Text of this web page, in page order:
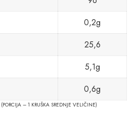
0,2g
25,6
5,1g
0,6g
– 1 KRUŠKA SREDNJE VELIČINE)